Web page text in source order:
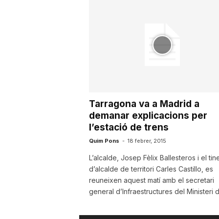
t
d
e
Tarragona va a Madrid a
demanar explicacions per
l’estació de trens
Quim Pons - 18 febrer, 2015
L’alcalde, Josep Fèlix Ballesteros i el
d’alcalde de territori Carles Castillo, es
reuneixen aquest matí amb el secretari
general d’Infraestructures del Ministeri